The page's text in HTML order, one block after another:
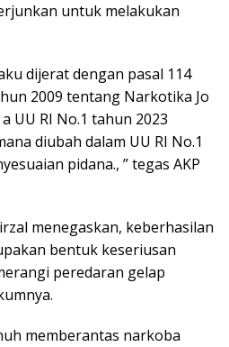
untuk melakukan
dijerat dengan pasal 114
2009 tentang Narkotika Jo
UU RI No.1 tahun 2023
diubah dalam UU RI No.1
pidana., ” tegas AKP
menegaskan, keberhasilan
bentuk keseriusan
peredaran gelap
memberantas narkoba